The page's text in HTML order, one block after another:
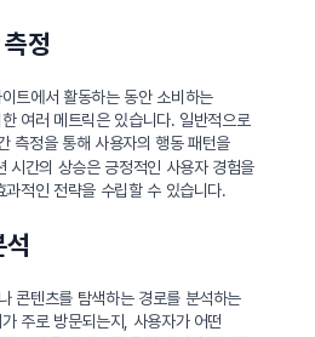
정
트에서 활동하는 동안 소비하는
여러 메트릭은 있습니다. 일반적으로
측정을 통해 사용자의 행동 패턴을
시간의 상승은 긍정적인 사용자 경험을
적인 전략을 수립할 수 있습니다.
콘텐츠를 탐색하는 경로를 분석하는
주로 방문되는지, 사용자가 어떤